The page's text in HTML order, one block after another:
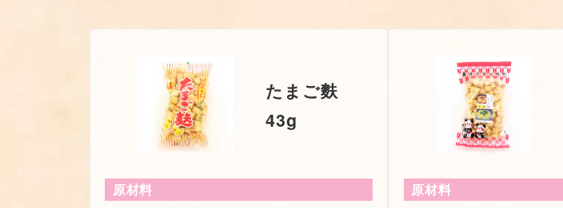
たまご麩
43g
原材料
原材料